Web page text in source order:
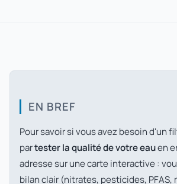
EN BREF
Pour savoir si vous avez besoin d'un
partester la qualité de votre eauen
adresse sur une carte interactive :
bilan clair (nitrates, pesticides, PFAS,